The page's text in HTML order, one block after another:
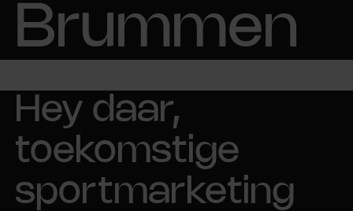
Brummen
Hey daar,
toekomstige
sportmarketing